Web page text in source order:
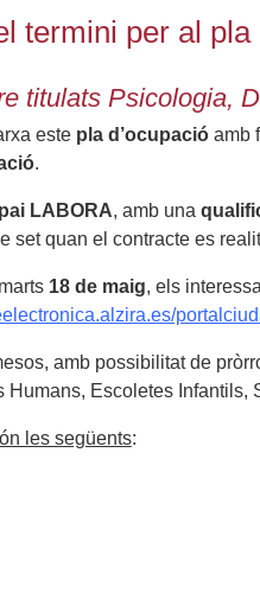
termini per al
titulats Psicologia,
este pla d’ocupacióamb
.
LABORA, amb una
set quan el contracte es
18 de maig, els
amb possibilitat de
Humans, Escoletes Infantils,
les següents: